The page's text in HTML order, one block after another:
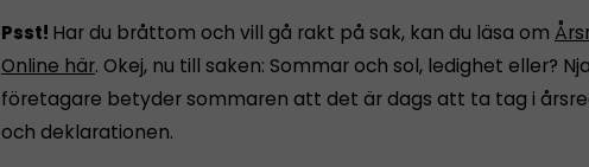
Psst! Har du bråttom och vill gå rakt på sak, kan du läsa om
Online här. Okej, nu till saken: Sommar och sol, ledighet eller?
företagare betyder sommaren att det är dags att ta tag i
och deklarationen.